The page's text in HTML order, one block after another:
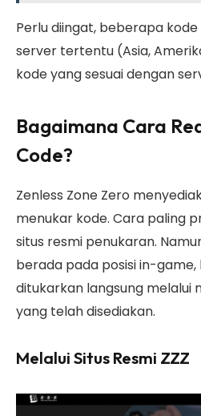
Perlu diingat, beberapa
server tertentu (Asia,
kode yang sesuai dengan
Bagaimana Cara
Code?
Zenless Zone Zero
menukar kode. Cara paling
situs resmi penukaran.
berada pada posisi in-game,
ditukarkan langsung melalui
yang telah disediakan.
Melalui Situs Resmi ZZZ